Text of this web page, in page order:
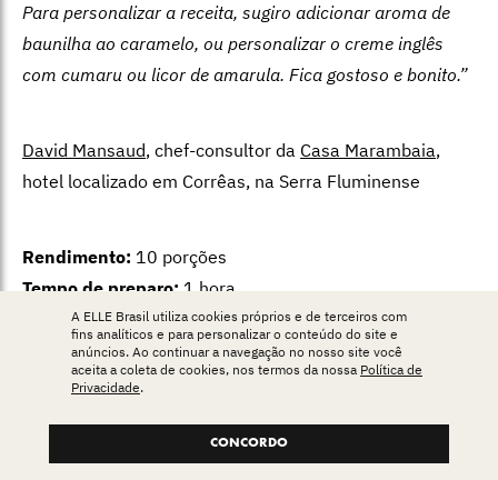
Para personalizar a receita, sugiro adicionar aroma de
baunilha ao caramelo, ou personalizar o creme inglês
com cumaru ou licor de amarula. Fica gostoso e bonito.”
David Mansaud, chef-consultor da Casa Marambaia,
hotel localizado em Corrêas, na Serra Fluminense
Rendimento: 10 porções
Tempo de preparo: 1 hora
Ingredientes
150 g de amêndoas fatiadas
A ELLE Brasil utiliza cookies próprios e de terceiros com
fins analíticos e para personalizar o conteúdo do site e
anúncios. Ao continuar a navegação no nosso site você
aceita a coleta de cookies, nos termos da nossa Política de
Privacidade.
CONCORDO